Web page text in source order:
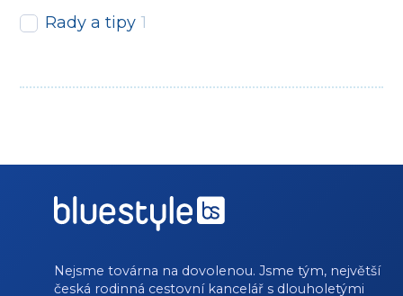
Rady a tipy 1
Nejsme továrna na dovolenou. Jsme tým, největší
česká rodinná cestovní kancelář s dlouholetými